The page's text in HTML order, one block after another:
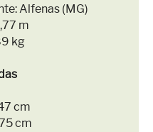
Alfenas (MG)
m
kg
cm
cm